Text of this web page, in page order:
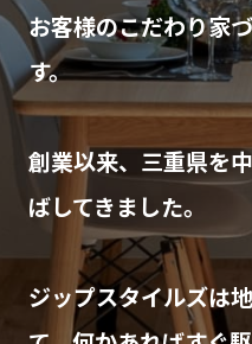
お客様のこだわり家
す。
創業以来、三重県を
ばしてきました。
ジップスタイルズは